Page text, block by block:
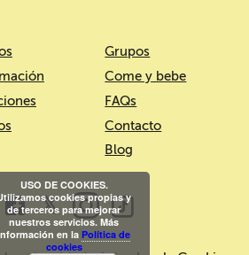
Grupos
Come y bebe
FAQs
Contacto
Blog
USO DE COOKIES.
cookies propias y
de terceros para mejorar
nuestros servicios. Más
en la Política de
cookies